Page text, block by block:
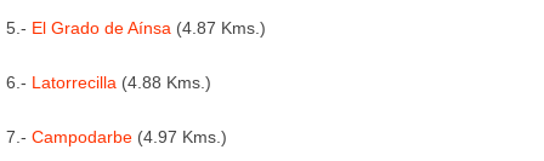
5.- El Grado de Aínsa (4.87 Kms.)
6.- Latorrecilla (4.88 Kms.)
7.- Campodarbe (4.97 Kms.)